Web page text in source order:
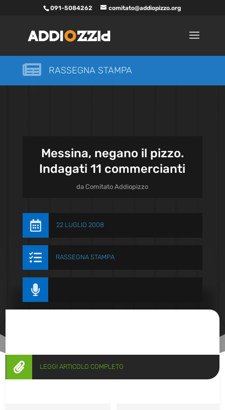
091-5084262 comitato@addiopizzo.org
 RASSEGNA STAMPA
Messina, negano il pizzo.
Indagati 11 commercianti
daComitato Addiopizzo
 22 LUGLIO 2008
 RASSEGNA STAMPA

 LEGGI ARTICOLO COMPLETO